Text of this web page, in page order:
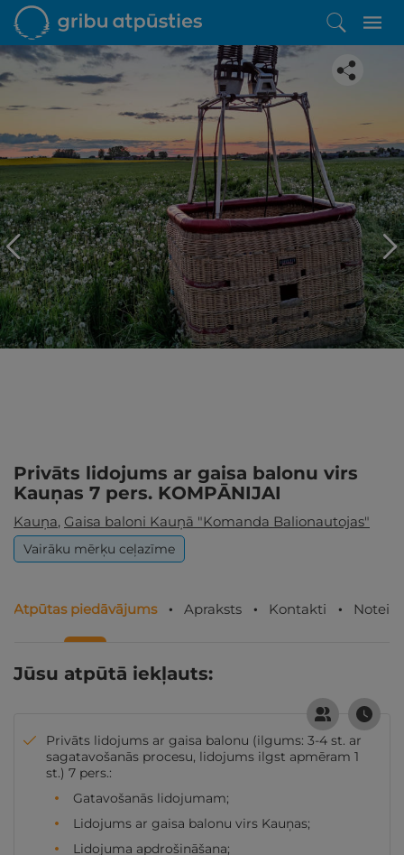
Iepatikās šis piedāvājums?
Līdz brīnišķīgai atpūtai atlikuši tikai daži soļi
PĒRKU
Privāts lidojums ar gaisa balonu virs
Kauņas 7 pers. KOMPĀNIJAI
Kauņa, Gaisa baloni Kauņā "Komanda Balionautojas"
Vairāku mērķu ceļazīme
Atpūtas piedāvājums Apraksts Kontakti
Jūsu atpūtā iekļauts:
Privāts lidojums ar gaisa balonu (ilgums: 3-4 st. ar
sagatavošanās procesu, lidojums ilgst apmēram 1
st.) 7 pers.:
Gatavošanās lidojumam;
Lidojums ar gaisa balonu virs Kauņas;
Lidojuma apdrošināšana;